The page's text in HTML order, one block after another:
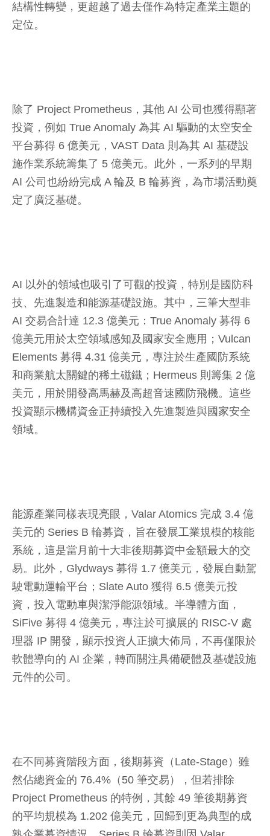
結構性轉變，更超越了過去僅作為特定產業主題的
定位。
除了 Project Prometheus，其他 AI 公司也獲得顯著
投資，例如 True Anomaly 為其 AI 驅動的太空安全
平台募得 6 億美元，VAST Data 則為其 AI 基礎設
施作業系統籌集了 5 億美元。此外，一系列的早期
AI 公司也紛紛完成 A 輪及 B 輪募資，為市場活動奠
定了廣泛基礎。
AI 以外的領域也吸引了可觀的投資，特別是國防科
技、先進製造和能源基礎設施。其中，三筆大型非
AI 交易合計達 12.3 億美元：True Anomaly 募得 6
億美元用於太空領域感知及國家安全應用；Vulcan
Elements 募得 4.31 億美元，專注於生產國防系統
和商業航太關鍵的稀土磁鐵；Hermeus 則籌集 2 億
美元，用於開發高馬赫及高超音速國防飛機。這些
投資顯示機構資金正持續投入先進製造與國家安全
領域。
能源產業同樣表現亮眼，Valar Atomics 完成 3.4 億
美元的 Series B 輪募資，旨在發展工業規模的核能
系統，這是當月前十大非後期募資中金額最大的交
易。此外，Glydways 募得 1.7 億美元，發展自動駕
駛電動運輸平台；Slate Auto 獲得 6.5 億美元投
資，投入電動車與潔淨能源領域。半導體方面，
SiFive 募得 4 億美元，專注於可擴展的 RISC-V 處
理器 IP 開發，顯示投資人正擴大佈局，不再僅限於
軟體導向的 AI 企業，轉而關注具備硬體及基礎設施
元件的公司。
在不同募資階段方面，後期募資（Late-Stage）雖
然佔總資金的 76.4%（50 筆交易），但若排除
Project Prometheus 的特例，其餘 49 筆後期募資
的平均規模為 1.202 億美元，回歸到更為典型的成